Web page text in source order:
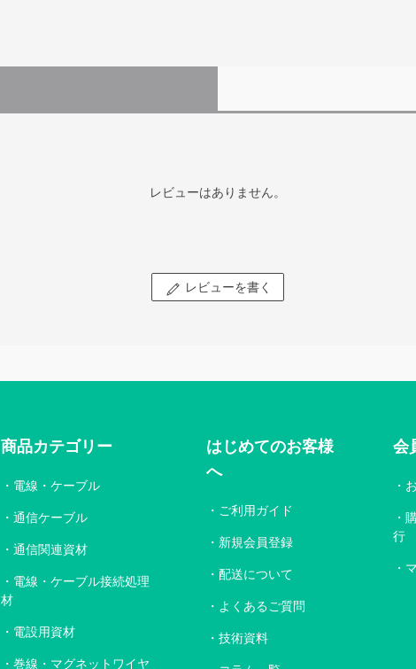
レビューはありません。
レビューを書く
商品カテゴリー
電線・ケーブル
通信ケーブル
通信関連資材
電線・ケーブル接続処理
材
電設用資材
巻線・マグネットワイヤ
はじめてのお客様
へ
ご利用ガイド
新規会員登録
配送について
よくあるご質問
技術資料
会
行